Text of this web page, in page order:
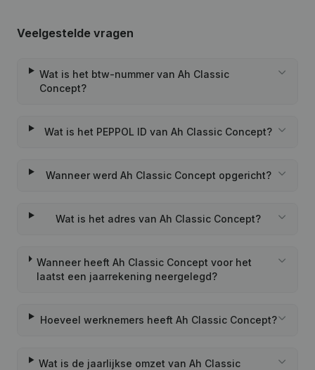
Veelgestelde vragen
Wat is het btw-nummer van Ah Classic
Concept?
Wat is het PEPPOL ID van Ah Classic Concept?
Wanneer werd Ah Classic Concept opgericht?
Wat is het adres van Ah Classic Concept?
Wanneer heeft Ah Classic Concept voor het
laatst een jaarrekening neergelegd?
Hoeveel werknemers heeft Ah Classic Concept?
Wat is de jaarlijkse omzet van Ah Classic